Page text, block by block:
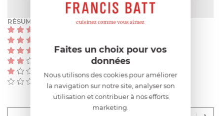
RÉSUMÉ
(0)
(0)
Faites un choix pour vos
données
Nous utilisons des cookies pour améliorer
la navigation sur notre site, analyser son
utilisation et contribuer à nos efforts
marketing.